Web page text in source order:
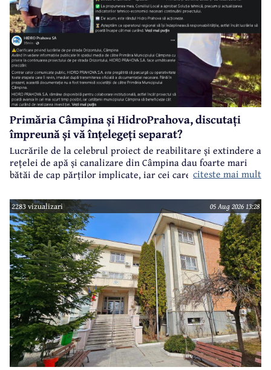
Primăria Câmpina și HidroPrahova, discutați
împreună și vă înțelegeți separat?
Lucrările de la celebrul proiect de reabilitare și extindere a
rețelei de apă și canalizare din Câmpina dau foarte mari
bătăi de cap părților implicate, iar cei care suferă sunt
Orizontului.
citeste mai mult
2283 vizualizari 05 Aug 2026 13:28